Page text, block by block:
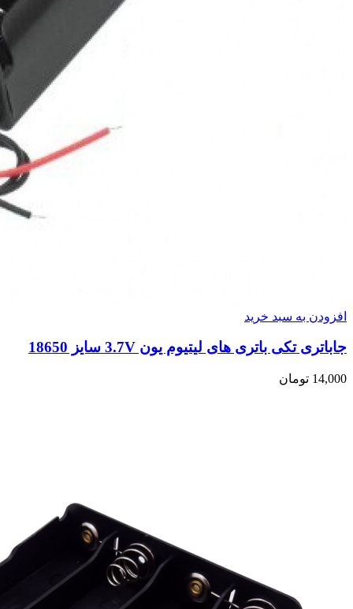
افزودن به سبد خرید
جاباتری تکی باتری های لیتیوم یون 3.7V سایز 18650
14,000 تومان